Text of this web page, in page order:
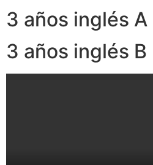
3 años inglés A
3 años inglés B